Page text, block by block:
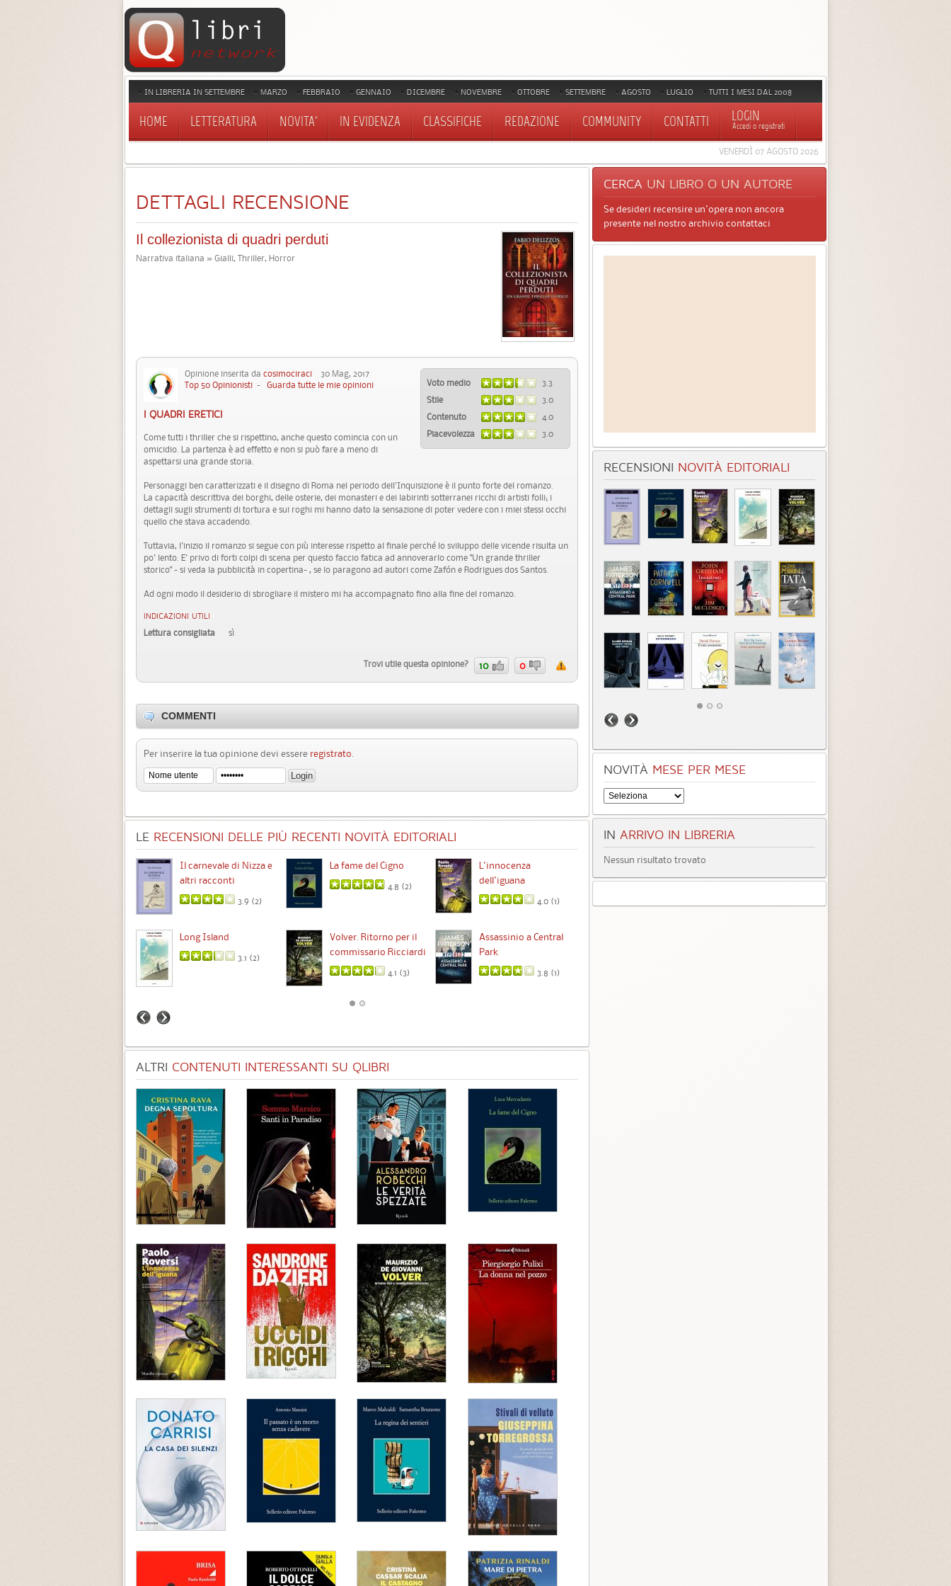
IN LIBRERIA IN SETTEMBRE MARZO FEBBRAIO GENNAIO DICEMBRE NOVEMBRE OTTOBRE SETTEMBRE AGOSTO LUGLIO TUTTI I MESI DAL 2008
HOME LETTERATURA NOVITA' IN EVIDENZA CLASSIFICHE REDAZIONE COMMUNITY CONTATTI LOGIN
Accedi o registrati
VENERDÌ 07 AGOSTO 2026
DETTAGLI RECENSIONE
Il collezionista di quadri perduti
Narrativa italiana » Gialli, Thriller, Horror
Voto medio
3.3
Stile
3.0
Contenuto
4.0
Piacevolezza
3.0
Opinione inserita da cosimociraci 30 Mag, 2017
Top 50 Opinionisti - Guarda tutte le mie opinioni
I QUADRI ERETICI
Come tutti i thriller che si rispettino, anche questo comincia con un
omicidio. La partenza è ad effetto e non si può fare a meno di
aspettarsi una grande storia.
Personaggi ben caratterizzati e il disegno di Roma nel periodo dell'Inquisizione è il punto forte del romanzo.
La capacità descrittiva dei borghi, delle osterie, dei monasteri e dei labirinti sotterranei ricchi di artisti folli; i
dettagli sugli strumenti di tortura e sui roghi mi hanno dato la sensazione di poter vedere con i miei stessi occhi
quello che stava accadendo.
Tuttavia, l'inizio il romanzo si segue con più interesse rispetto al finale perché lo sviluppo delle vicende risulta un
po' lento. E' privo di forti colpi di scena per questo faccio fatica ad annoverarlo come "Un grande thriller
storico" - si veda la pubblicità in copertina- , se lo paragono ad autori come Zafón e Rodrigues dos Santos.
Ad ogni modo il desiderio di sbrogliare il mistero mi ha accompagnato fino alla fine del romanzo.
INDICAZIONI UTILI
Lettura consigliata sì
Trovi utile questa opinione? 10 0
COMMENTI
Per inserire la tua opinione devi essere registrato
LE RECENSIONI DELLE PIÙ RECENTI NOVITÀ EDITORIALI
Il carnevale di Nizza e
altri racconti
3.9 (2)
La fame del Cigno
4.8 (2)
L'innocenza
dell'iguana
4.0 (1)
Long Island
3.1 (2)
Volver. Ritorno per il
commissario Ricciardi
4.1 (3)
Assassinio a Central
Park
3.8 (1)
Identità sconosciuta
ALTRI CONTENUTI INTERESSANTI SU QLIBRI
CERCA UN LIBRO O UN AUTORE
Se desideri recensire un'opera non ancora
presente nel nostro archivio contattaci
RECENSIONI NOVITÀ EDITORIALI
NOVITÀ MESE PER MESE
IN ARRIVO IN LIBRERIA
Nessun risultato trovato